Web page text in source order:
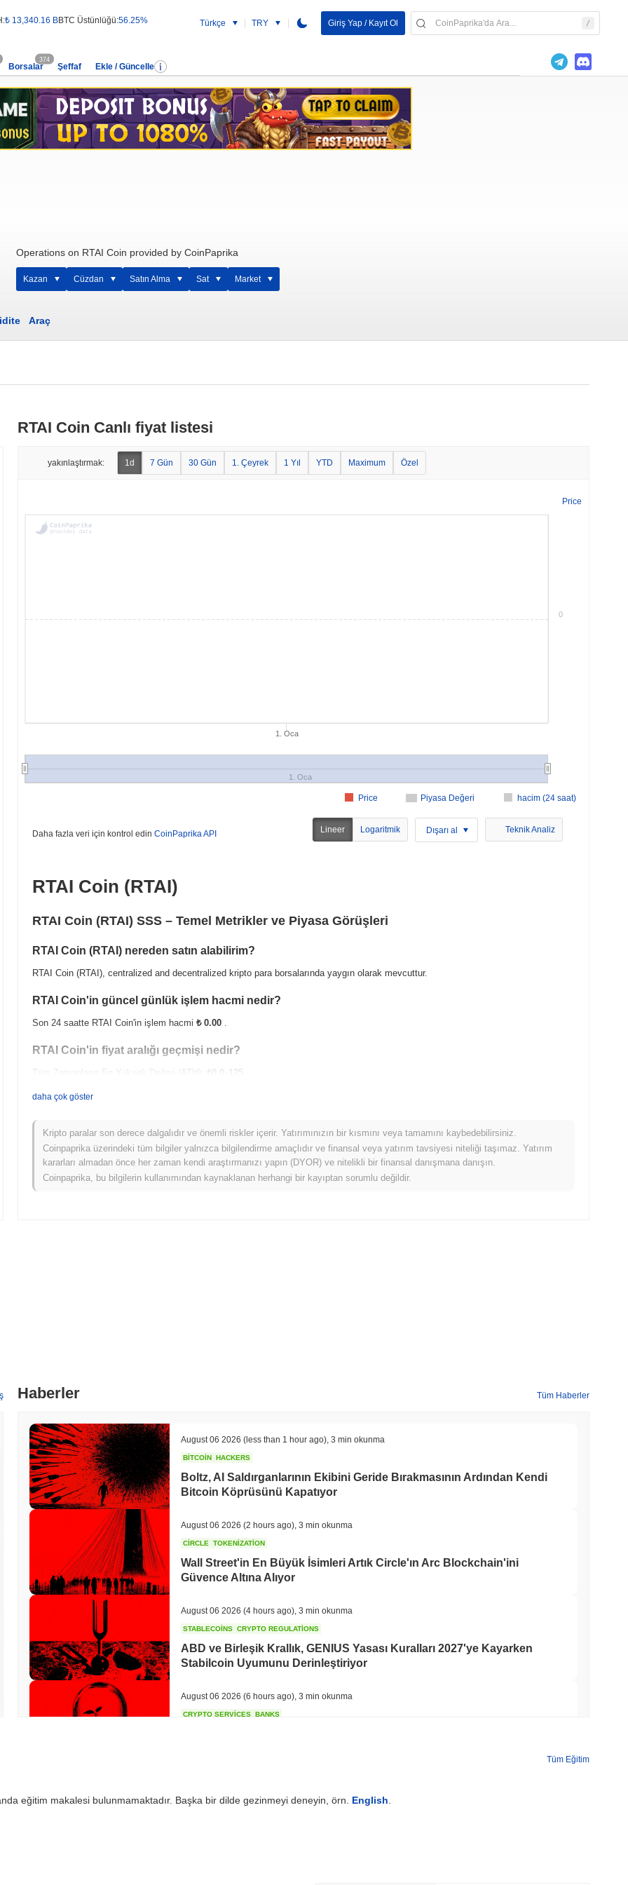
₺ 13,340.16 BBTC Üstünlüğü:56.25% Türkçe TRY Giriş Yap / Kayıt Ol
Borsalar
374
Şeffaf Ekle / Güncelle
Operations on RTAI Coin provided by CoinPaprika
Kazan Cüzdan Satın Alma Sat Market
Araç
RTAI Coin Canlı fiyat listesi
yakınlaştırmak: 1d 7 Gün 30 Gün 1. Çeyrek 1 Yıl YTD Maximum Özel
Price
Piyasa Değeri hacim (24 saat)
Price
1. Oca
1. Oca
0
Daha fazla veri için kontrol edin CoinPaprika API Lineer Logaritmik Dışarı al Teknik Analiz
RTAI Coin (RTAI)
RTAI Coin (RTAI) SSS – Temel Metrikler ve Piyasa Görüşleri
RTAI Coin (RTAI) nereden satın alabilirim?
RTAI Coin (RTAI), centralized and decentralized kripto para borsalarında yaygın olarak mevcuttur.
RTAI Coin'in güncel günlük işlem hacmi nedir?
Son 24 saatte RTAI Coin'in işlem hacmi ₺ 0.00 .
RTAI Coin'in fiyat aralığı geçmişi nedir?
Tüm Zamanların En Yüksek Değeri (ATH): ₺0.0
125
RTAI Coin, daha geniş kripto piyasasıyla karşılaştırıldığında nasıl performans gösteriyor?
Son 7 günde RTAI Coin0.00%kazandı, genel kripto piyasasından 0.26%kazanç kaydeden daha düşük performans gösterdi. Bu,
daha geniş piyasa momentumuna göre RTAI'ün fiyat hareketinde geçici bir gecikme gösterdiğini belirtir.
daha çok göster
Kripto paralar son derece dalgalıdır ve önemli riskler içerir. Yatırımınızın bir kısmını veya tamamını kaybedebilirsiniz.
Coinpaprika üzerindeki tüm bilgiler yalnızca bilgilendirme amaçlıdır ve finansal veya yatırım tavsiyesi niteliği taşımaz. Yatırım
kararları almadan önce her zaman kendi araştırmanızı yapın (DYOR) ve nitelikli bir finansal danışmana danışın.
Coinpaprika, bu bilgilerin kullanımından kaynaklanan herhangi bir kayıptan sorumlu değildir.
Haberler Tüm Haberler
August 06 2026 (less than 1 hour ago) 3 min okunma
BITCOIN HACKERS
Boltz, AI Saldırganlarının Ekibini Geride Bırakmasının Ardından Kendi
Bitcoin Köprüsünü Kapatıyor
August 06 2026 (2 hours ago) 3 min okunma
CIRCLE TOKENIZATION
Wall Street'in En Büyük İsimleri Artık Circle'ın Arc Blockchain'ini
Güvence Altına Alıyor
August 06 2026 (4 hours ago) 3 min okunma
STABLECOINS CRYPTO REGULATIONS
ABD ve Birleşik Krallık, GENIUS Yasası Kuralları 2027'ye Kayarken
Stabilcoin Uyumunu Derinleştiriyor
August 06 2026 (6 hours ago) 3 min okunma
CRYPTO SERVICES BANKS
ETHEREUM DEFI
Tüm Eğitim
eğitim makalesi bulunmamaktadır. Başka bir dilde gezinmeyi deneyin, örn. English